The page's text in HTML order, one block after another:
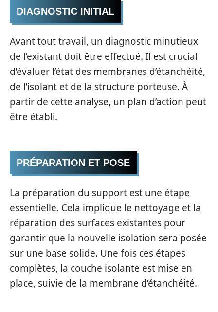
DIAGNOSTIC INITIAL
Avant tout travail, un diagnostic minutieux
de l’existant doit être effectué. Il est crucial
d’évaluer l’état des membranes d’étanchéité,
de l’isolant et de la structure porteuse. À
partir de cette analyse, un plan d’action peut
être établi.
PRÉPARATION ET POSE
La préparation du support est une étape
essentielle. Cela implique le nettoyage et la
réparation des surfaces existantes pour
garantir que la nouvelle isolation sera posée
sur une base solide. Une fois ces étapes
complètes, la couche isolante est mise en
place, suivie de la membrane d’étanchéité.